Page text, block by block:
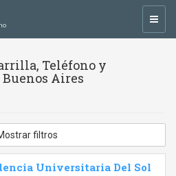
Teléfono y
Aires
filtros
Universitaria Del Sol